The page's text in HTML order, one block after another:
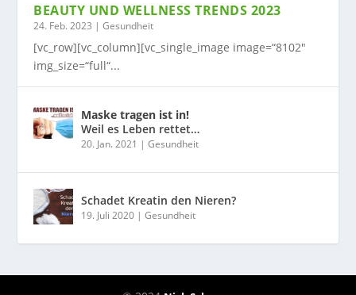
BEAUTY UND WELLNESS TRENDS 2023
24. Feb. 2023 |Gesundheit
[vc_row][vc_column][vc_single_image image=“8102″
img_size=“full“...
Maske tragen ist in!
Weil es Leben rettet…
20. Jan. 2021 |Gesundheit
Schadet Kreatin den Nieren?
19. Juli 2020 |Gesundheit